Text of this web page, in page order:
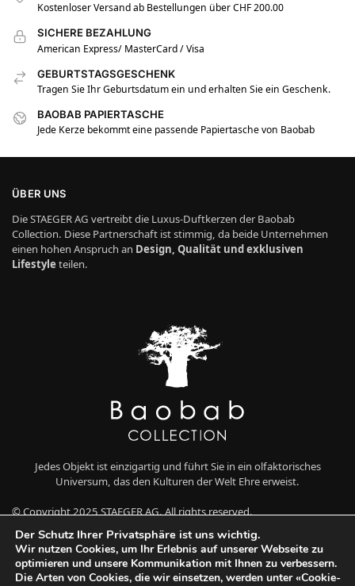
Kostenloser Versand ab Bestellungen über CHF 200.00
SICHERE BEZAHLUNG
American Express/ MasterCard / Visa
GEBURTSTAGSGESCHENK
Tragen Sie Ihr Geburtsdatum ein und erhalten Sie ein Geschenk.
BAOBAB PAPIERTASCHE
Jede Kerze bekommt eine passende Papiertasche von Baobab
ÜBER UNS
Die STAEGER AG vertreibt die Luxus-Duftkerzen der Baobab
Collection. Diese Partnerschaft ist stimmig, da beide Unternehmen
einen hohen Anspruch an Design, Qualität und exklusiven
Lifestyleteilen.
Jedes Objekt ist einzigartig und führt Sie in ein olfaktorisches
Universum, das den Kulturen der Welt Ehre erweist.
© Copyright 2025 STAEGER AG. All rights reserved.
Der Schutz Ihrer Privatsphäre ist uns wichtig.
Wir nutzen Cookies, um Ihr Erlebnis auf unserer Webseite zu
optimieren und unsere Kommunikation mit Ihnen zu verbessern.
Die Arten von Cookies, die wir einsetzen, werden unter «Cookie-